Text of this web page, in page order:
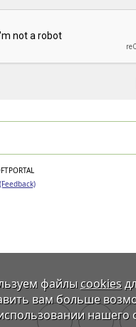
файлы cookies
вам больше
нашего